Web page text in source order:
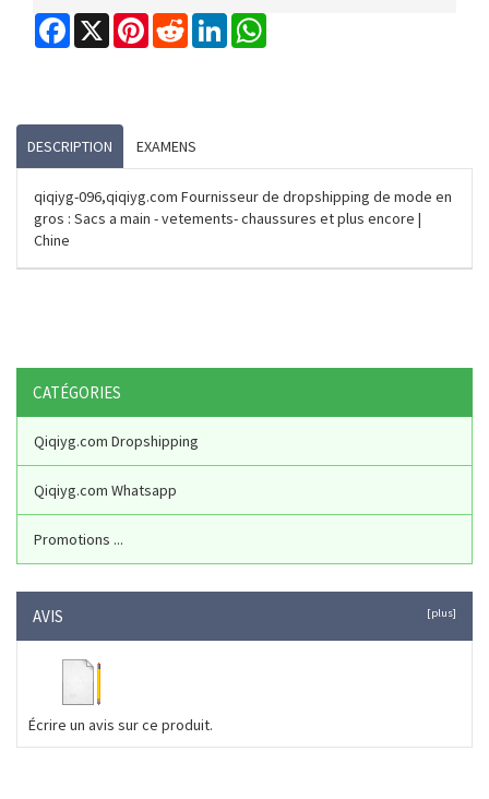
Facebook
X PinterestReddit LinkedIn
DESCRIPTION EXAMENS
qiqiyg-096,qiqiyg.com Fournisseur de dropshipping de mode en
gros : Sacs a main - vetements- chaussures et plus encore |
Chine
CATÉGORIES
Qiqiyg.com Dropshipping
Qiqiyg.com Whatsapp
Promotions ...
AVIS [plus]
Écrire un avis sur ce produit.